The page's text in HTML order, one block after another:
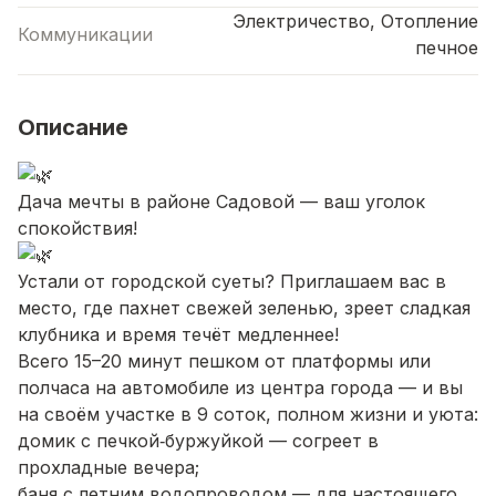
Коммуникации
Электричество, Отопление
печное
Описание
Дача мечты в районе Садовой — ваш уголок
спокойствия!
Устали от городской суеты? Приглашаем вас в
место, где пахнет свежей зеленью, зреет сладкая
клубника и время течёт медленнее!
Всего 15–20 минут пешком от платформы или
полчаса на автомобиле из центра города — и вы
на своём участке в 9 соток, полном жизни и уюта:
домик с печкой‑буржуйкой — согреет в
прохладные вечера;